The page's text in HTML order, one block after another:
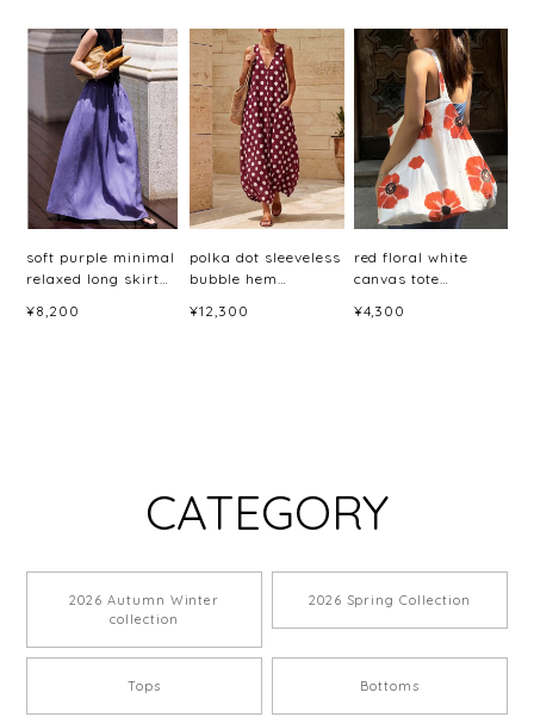
soft purple minimal
relaxed long skirt
¥8,200
polka dot sleeveless
bubble hem
d3060＞
¥12,300
red floral white
canvas tote
¥4,300
CATEGORY
2026 Autumn Winter
collection
2026 Spring Collection
Tops Bottoms